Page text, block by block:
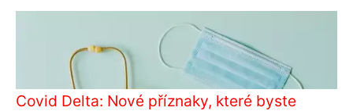
Covid Delta: Nové příznaky, které byste